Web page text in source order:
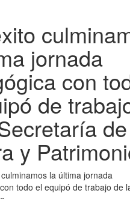
jornada
con
de
de
y